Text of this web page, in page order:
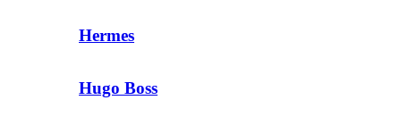
Hermes
Hugo Boss